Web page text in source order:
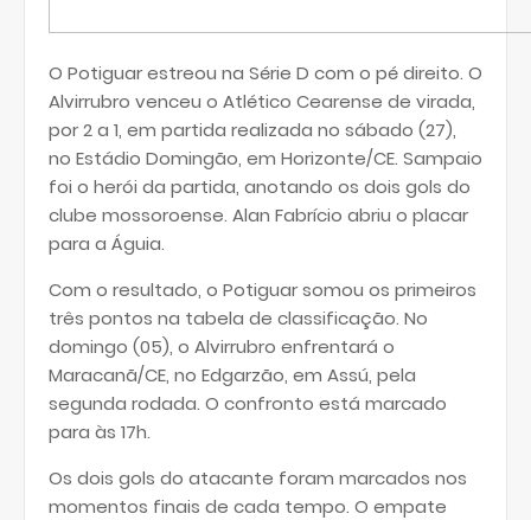
O Potiguar estreou na Série D com o pé direito. O
Alvirrubro venceu o Atlético Cearense de virada,
por 2 a 1, em partida realizada no sábado (27),
no Estádio Domingão, em Horizonte/CE. Sampaio
foi o herói da partida, anotando os dois gols do
clube mossoroense. Alan Fabrício abriu o placar
para a Águia.
Com o resultado, o Potiguar somou os primeiros
três pontos na tabela de classificação. No
domingo (05), o Alvirrubro enfrentará o
Maracanã/CE, no Edgarzão, em Assú, pela
segunda rodada. O confronto está marcado
para às 17h.
Os dois gols do atacante foram marcados nos
momentos finais de cada tempo. O empate